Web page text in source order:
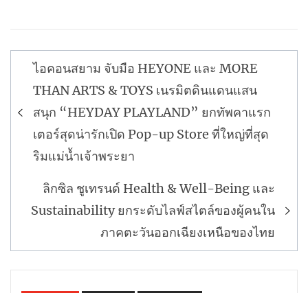
แนะแนว
เรื่อง
ไอคอนสยาม จับมือ HEYONE และ MORE
THAN ARTS & TOYS เนรมิตดินแดนแสน
สนุก “HEYDAY PLAYLAND” ยกทัพคาแรก
เตอร์สุดน่ารักเปิด Pop-up Store ที่ใหญ่ที่สุด
ริมแม่น้ำเจ้าพระยา
ลิกซิล ชูเทรนด์ Health & Well-Being และ
Sustainability ยกระดับไลฟ์สไตล์ของผู้คนใน
ภาคตะวันออกเฉียงเหนือของไทย